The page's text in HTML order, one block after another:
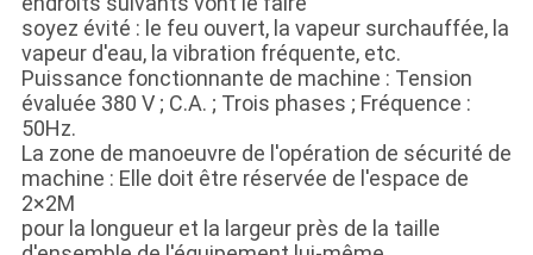
soyez évité : le feu ouvert, la vapeur surchauffée, la
vapeur d'eau, la vibration fréquente, etc.
Puissance fonctionnante de machine : Tension
évaluée 380 V ; C.A. ; Trois phases ; Fréquence :
50Hz.
La zone de manoeuvre de l'opération de sécurité de
machine : Elle doit être réservée de l'espace de
2×2M
pour la longueur et la largeur près de la taille